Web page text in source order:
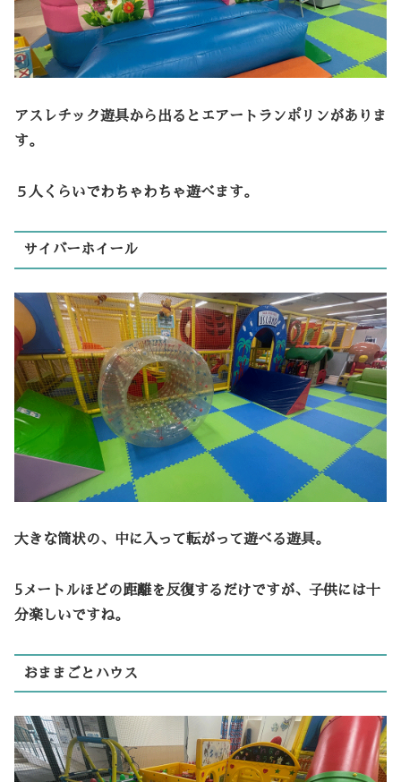
アスレチック遊具から出るとエアートランポリンがありま
す。
５人くらいでわちゃわちゃ遊べます。
サイバーホイール
大きな筒状の、中に入って転がって遊べる遊具。
5メートルほどの距離を反復するだけですが、子供には十
分楽しいですね。
おままごとハウス